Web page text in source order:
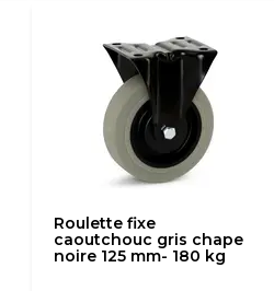
Roulette fixe
caoutchouc gris chape
noire 125 mm- 180 kg